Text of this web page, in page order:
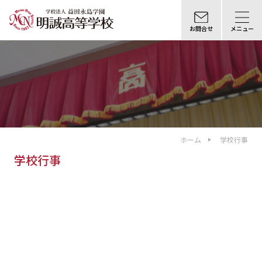
お問合せ メニュー
ホーム 学校行事
学校行事